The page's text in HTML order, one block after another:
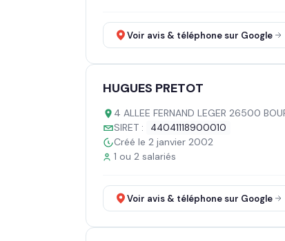
Voir avis & téléphone sur Google
HUGUES PRETOT
4 ALLEE FERNAND LEGER 26500
SIRET :
44041118900010
Créé le 2 janvier 2002
1 ou 2 salariés
Voir avis & téléphone sur Google